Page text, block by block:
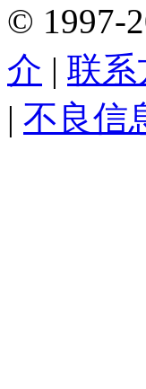
© 1997-
介 | 联系
| 不良信